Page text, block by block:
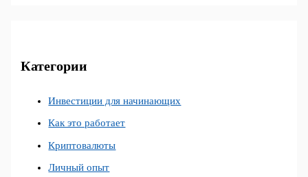
Категории
Инвестиции для начинающих
Как это работает
Криптовалюты
Личный опыт